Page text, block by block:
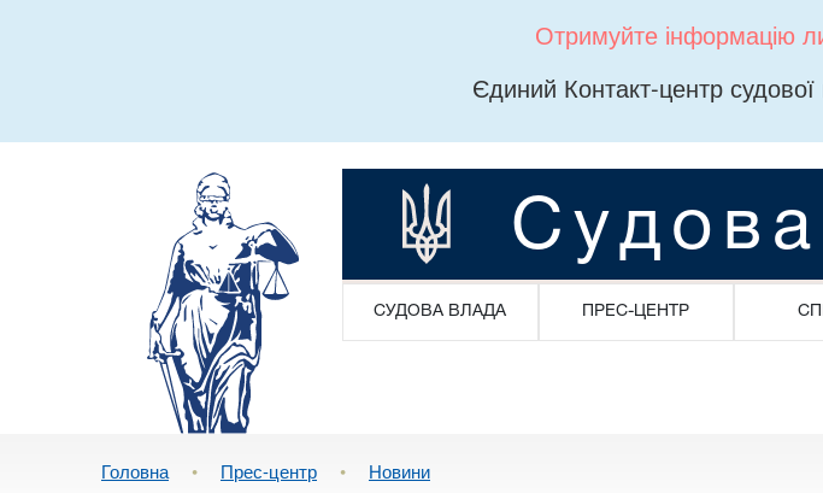
Отримуйте інформацію
Єдиний Контакт-центр
СУДОВА ВЛАДА ПРЕС-ЦЕНТР
Головна • Прес-центр • Новини